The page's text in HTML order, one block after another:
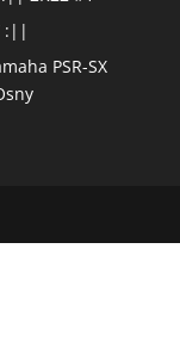
:||
PSR-SX